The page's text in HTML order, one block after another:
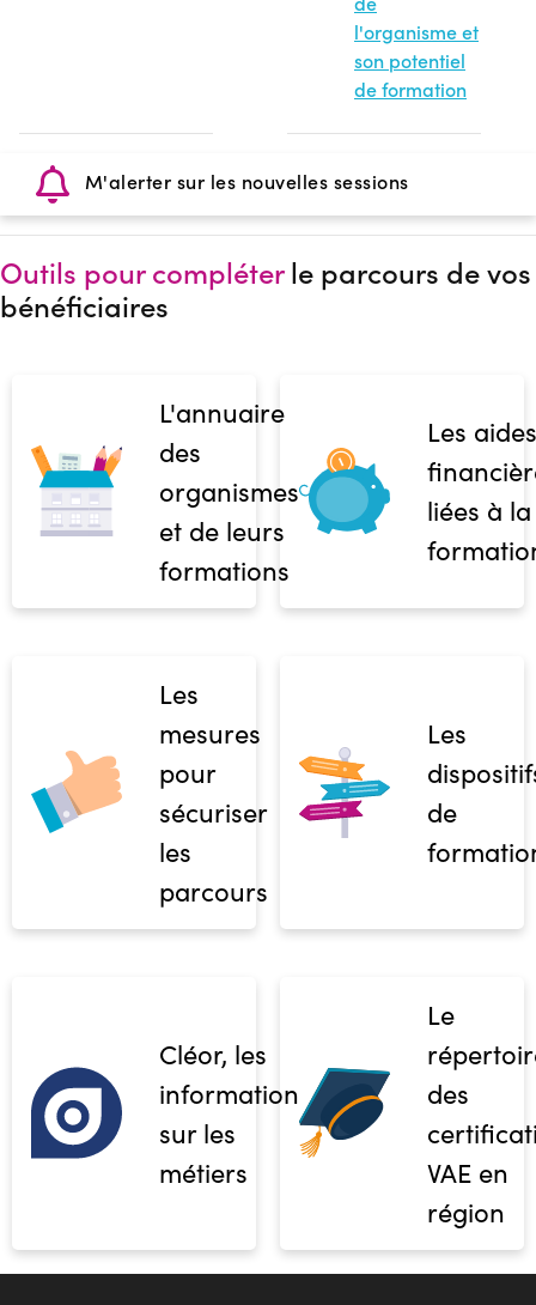
l'organisme et
son potentiel
de formation
M'alerter sur les nouvelles sessions
Outils pour compléterle parcours de vos
bénéficiaires
L'annuaire
des
organismes
et de leurs
formations
Les aides
liées à la
Les
mesures
pour
sécuriser
les
parcours
Les
de
Cléor, les
informations
sur les
métiers
Le
des
VAE en
région